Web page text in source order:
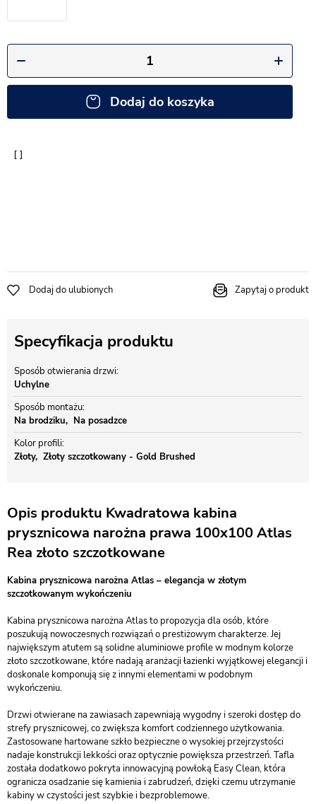
Dodaj do koszyka
Dodaj do ulubionych Zapytaj o produkt
Specyfikacja produktu
Sposób otwierania drzwi
Uchylne
Sposób montażu
Na brodziku
Na posadzce
Kolor profili
Złoty
Złoty szczotkowany - Gold Brushed
Opis produktu Kwadratowa kabina
prysznicowa narożna prawa 100x100 Atlas
Rea złoto szczotkowane
Kabina prysznicowa narożna Atlas – elegancja w złotym
szczotkowanym wykończeniu
Kabina prysznicowa narożna Atlas to propozycja dla osób, które
poszukują nowoczesnych rozwiązań o prestiżowym charakterze. Jej
największym atutem są solidne aluminiowe profile w modnym kolorze
złoto szczotkowane, które nadają aranżacji łazienki wyjątkowej elegancji i
doskonale komponują się z innymi elementami w podobnym
wykończeniu.
Drzwi otwierane na zawiasach zapewniają wygodny i szeroki dostęp do
strefy prysznicowej, co zwiększa komfort codziennego użytkowania.
Zastosowane hartowane szkło bezpieczne o wysokiej przejrzystości
nadaje konstrukcji lekkości oraz optycznie powiększa przestrzeń. Tafla
została dodatkowo pokryta innowacyjną powłoką Easy Clean, która
ogranicza osadzanie się kamienia i zabrudzeń, dzięki czemu utrzymanie
kabiny w czystości jest szybkie i bezproblemowe.